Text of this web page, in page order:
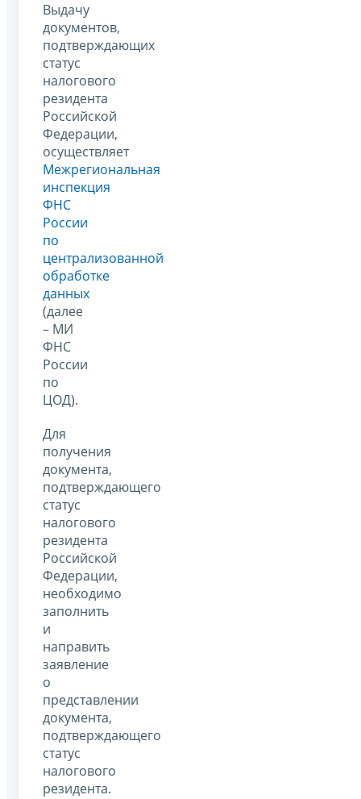
Выдачу
документов,
подтверждающих
статус
налогового
резидента
Российской
Федерации,
осуществляет
Межрегиональная
инспекция
ФНС
России
по
централизованной
обработке
данных
(далее
– МИ
ФНС
России
по
ЦОД).
Для
получения
документа,
подтверждающего
статус
налогового
резидента
Российской
Федерации,
необходимо
заполнить
и
направить
заявление
о
представлении
документа,
подтверждающего
статус
налогового
резидента.